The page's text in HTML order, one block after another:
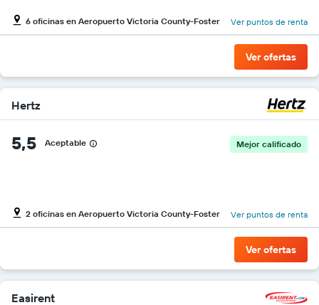
indica
el
barato
de
un
auto
renta
6 oficinas en Aeropuerto Victoria County-Foster Ver puntos de renta
Ver ofertas
Hertz
5,5 Aceptable Mejor calificado
2 oficinas en Aeropuerto Victoria County-Foster Ver puntos de renta
Ver ofertas
Easirent